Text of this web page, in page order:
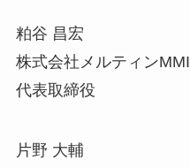
粕谷 昌宏
株式会社メルティンMMI
代表取締役
片野 大輔